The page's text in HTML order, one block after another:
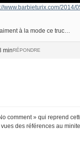
www.barbieturix.com/2014/
à la mode ce truc…
minRÉPONDRE
comment » qui reprend
des références au